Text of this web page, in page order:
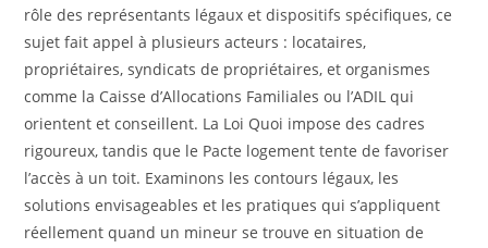
rôle des représentants légaux et dispositifs spécifiques, ce
sujet fait appel à plusieurs acteurs : locataires,
propriétaires, syndicats de propriétaires, et organismes
comme la Caisse d’Allocations Familiales ou l’ADIL qui
orientent et conseillent. La Loi Quoi impose des cadres
rigoureux, tandis que le Pacte logement tente de favoriser
l’accès à un toit. Examinons les contours légaux, les
solutions envisageables et les pratiques qui s’appliquent
réellement quand un mineur se trouve en situation de